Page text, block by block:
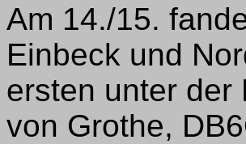
Am 14./15.
Einbeck und
ersten unter der
von Grothe,